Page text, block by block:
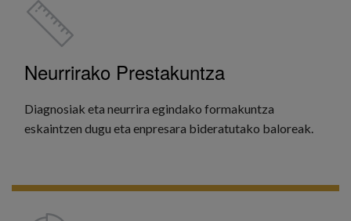
Neurrirako Prestakuntza
Diagnosiak eta neurrira egindako formakuntza
eskaintzen dugu eta enpresara bideratutako baloreak.